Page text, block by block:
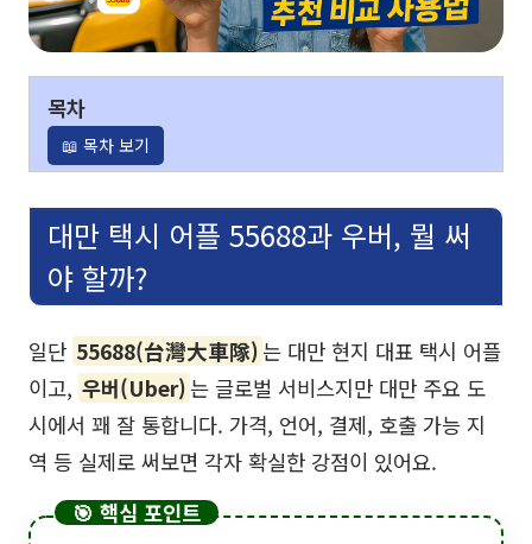
목차
📖 목차 보기
대만 택시 어플 55688과 우버, 뭘 써
야 할까?
일단 55688(台灣大車隊)는 대만 현지 대표 택시 어플
이고, 우버(Uber)는 글로벌 서비스지만 대만 주요 도
시에서 꽤 잘 통합니다. 가격, 언어, 결제, 호출 가능 지
역 등 실제로 써보면 각자 확실한 강점이 있어요.
🎯 핵심 포인트